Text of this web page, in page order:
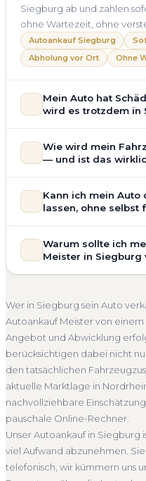
Siegburg ab und zahlen
ohne Wartezeit, ohne
Autoankauf Siegburg
Abholung vor Ort
Ohne
Mein Auto hat
wird es trotzdem in
Motorschaden,
allgemeinem
Bewertung ein. Anders als
wir den realen Zustand
Unfallwagen Siegburg
Getriebeschaden
Faire
Wie wird mein
— und ist das
ist vollständig kostenlos
Modell, Baujahr,
Schätzung, sondern eine
tatsächlichen
Nordrhein-Westfalen.
Unverbindlich
Seriöse
Kann ich mein Auto
lassen, ohne selbst
umfasst die kostenlose
egal ob zu Hause, am
erfolgt direkt bei
auch die Abmeldung.
Abholung Siegburg
Abmeldung inklusive
Warum sollte ich
Meister in Siegburg
deutschlandweit an —
Nordrhein-Westfalen. Sie
Bewertung, ein
kompletten Service von
Über 4.800 zufriedene
Seit 2010 4.800+
Nordrhein-Westfalen
Wer in Siegburg sein Auto
Autoankauf Meister von
Angebot und Abwicklung
berücksichtigen dabei nicht
den tatsächlichen
aktuelle Marktlage in
nachvollziehbare
pauschale Online-Rechner.
Unser Autoankauf in Siegburg
viel Aufwand abzunehmen.
telefonisch, wir kümmern uns